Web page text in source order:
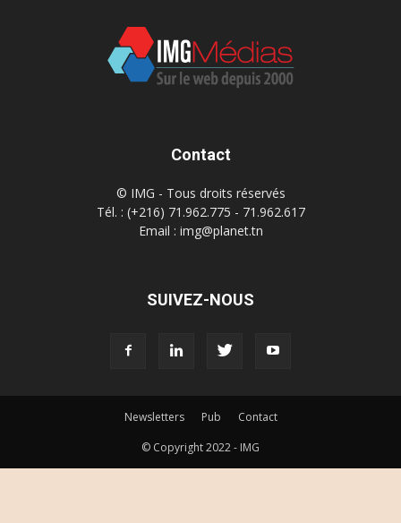
Contact
© IMG - Tous droits réservés
Tél. : (+216) 71.962.775 - 71.962.617
Email : img@planet.tn
SUIVEZ-NOUS
Newsletters Pub
Contact
© Copyright 2022 - IMG